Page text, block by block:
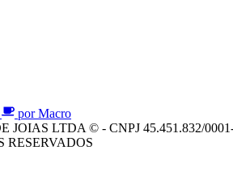
por Macro
JOIAS LTDA © - CNPJ 45.451.832/
RESERVADOS